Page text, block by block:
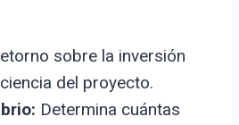
sobre la inversión
del proyecto.
Determina cuántas